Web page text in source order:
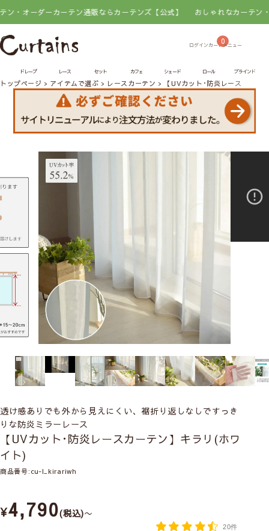
カーテン通販ならカーテンズ【公式】 おしゃれなカーテン・オーダーカ
0
ドレープ レース セット カフェ シェード ロール ブラインド
トップページ アイテムで選ぶ レースカーテン 【UVカット･防炎レースカーテ
透け感ありでも外から見えにくい、裾折り返しなしですっき
りな防炎ミラーレース
【UVカット･防炎レースカーテン】キラリ(ホワ
イト)
商品番号 cu-l_kirariwh
¥4,790 税込 〜
20件